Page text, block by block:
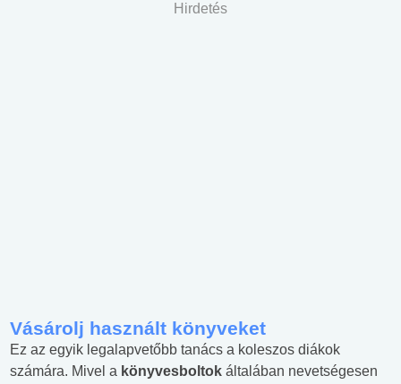
Hirdetés
Vásárolj használt könyveket
Ez az egyik legalapvetőbb tanács a koleszos diákok
számára. Mivel a könyvesboltok általában nevetségesen